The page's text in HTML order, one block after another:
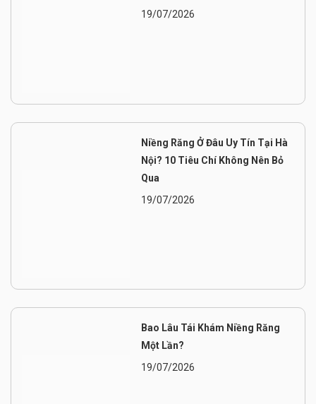
19/07/2026
Niềng Răng Ở Đâu Uy Tín Tại Hà
Nội? 10 Tiêu Chí Không Nên Bỏ
Qua
19/07/2026
Bao Lâu Tái Khám Niềng Răng
Một Lần?
19/07/2026